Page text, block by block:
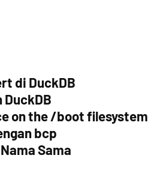
di DuckDB
DuckDB
on the /boot filesystem
bcp
Sama